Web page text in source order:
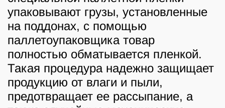
упаковывают грузы, установленные
на поддонах, с помощью
паллетоупаковщика товар
полностью обматывается пленкой.
Такая процедура надежно защищает
продукцию от влаги и пыли,
предотвращает ее рассыпание, а